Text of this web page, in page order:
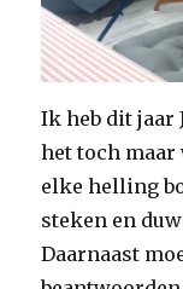
Ik heb dit jaar
het toch maar
elke helling
steken en
Daarnaast